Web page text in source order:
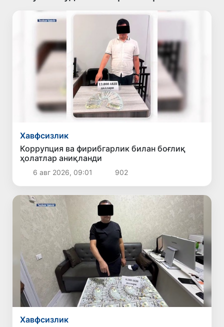
Хавфсизлик
Коррупция ва фирибгарлик билан боғлиқ
ҳолатлар аниқланди
6 авг 2026, 09:01 902
Хавфсизлик